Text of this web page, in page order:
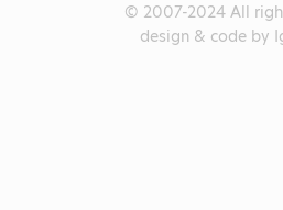
© 2007-2024 All
design & code by